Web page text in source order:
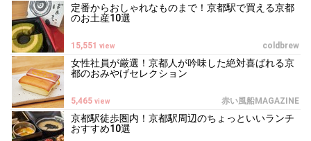
定番からおしゃれなものまで！京都駅で買える京都
のお土産10選
coldbrew
15,551 view
女性社員が厳選！京都人が吟味した絶対喜ばれる京
都のおみやげセレクション
赤い風船MAGAZINE
5,465 view
京都駅徒歩圏内！京都駅周辺のちょっといいランチ
おすすめ10選